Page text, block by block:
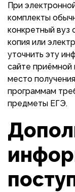
При
комплекты
конкретный вуз
копия или
уточнить эту
сайте приёмной
место
программам
предметы ЕГЭ.